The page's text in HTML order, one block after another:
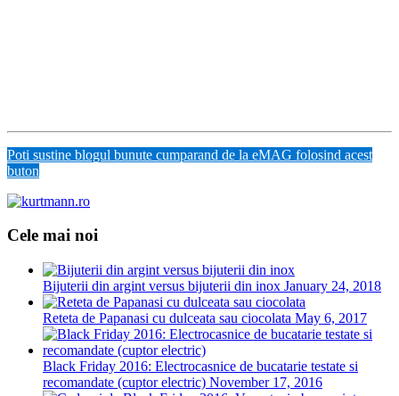
Poti sustine blogul bunute cumparand de la eMAG folosind acest
buton
Cele mai noi
Bijuterii din argint versus bijuterii din inox January 24, 2018
Reteta de Papanasi cu dulceata sau ciocolata May 6, 2017
Black Friday 2016: Electrocasnice de bucatarie testate si
recomandate (cuptor electric) November 17, 2016